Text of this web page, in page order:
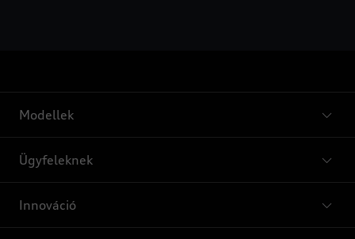
Modellek
Ügyfeleknek
Innováció